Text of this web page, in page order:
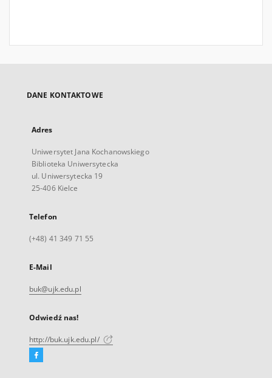
DANE KONTAKTOWE
Adres
Uniwersytet Jana Kochanowskiego
Biblioteka Uniwersytecka
ul. Uniwersytecka 19
25-406 Kielce
Telefon
(+48) 41 349 71 55
E-Mail
buk@ujk.edu.pl
Odwiedź nas!
http://buk.ujk.edu.pl/
Facebook